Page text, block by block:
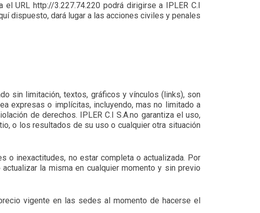
URL http://3.227.74.220 podrá dirigirse a IPLER C.I
dispuesto, dará lugar a las acciones civiles y penales
sin limitación, textos, gráficos y vínculos (links), son
expresas o implícitas, incluyendo, mas no limitado a
de derechos. IPLER C.I S.A.no garantiza el uso,
o los resultados de su uso o cualquier otra situación
o inexactitudes, no estar completa o actualizada. Por
la misma en cualquier momento y sin previo
vigente en las sedes al momento de hacerse el